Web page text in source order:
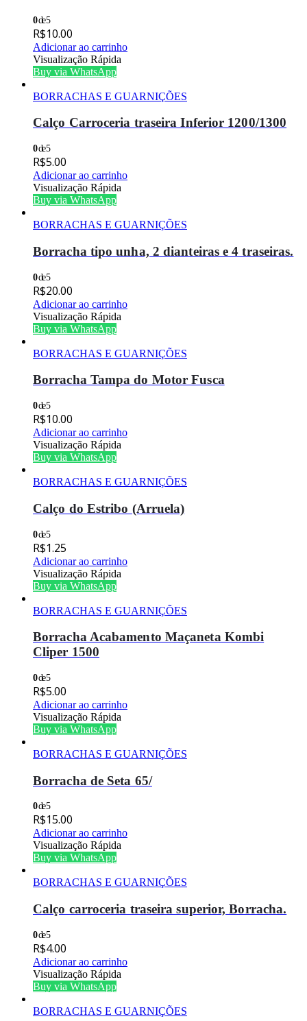
0de 5
R$10.00
Adicionar ao carrinho
Visualização Rápida
Buy via WhatsApp
BORRACHAS E GUARNIÇÕES
Calço Carroceria traseira Inferior 1200/1300
0de 5
R$5.00
Adicionar ao carrinho
Visualização Rápida
Buy via WhatsApp
BORRACHAS E GUARNIÇÕES
Borracha tipo unha, 2 dianteiras e 4 traseiras.
0de 5
R$20.00
Adicionar ao carrinho
Visualização Rápida
Buy via WhatsApp
BORRACHAS E GUARNIÇÕES
Borracha Tampa do Motor Fusca
0de 5
R$10.00
Adicionar ao carrinho
Visualização Rápida
Buy via WhatsApp
BORRACHAS E GUARNIÇÕES
Calço do Estribo (Arruela)
0de 5
R$1.25
Adicionar ao carrinho
Visualização Rápida
Buy via WhatsApp
BORRACHAS E GUARNIÇÕES
Borracha Acabamento Maçaneta Kombi
Cliper 1500
0de 5
R$5.00
Adicionar ao carrinho
Visualização Rápida
Buy via WhatsApp
BORRACHAS E GUARNIÇÕES
Borracha de Seta 65/
0de 5
R$15.00
Adicionar ao carrinho
Visualização Rápida
Buy via WhatsApp
BORRACHAS E GUARNIÇÕES
Calço carroceria traseira superior, Borracha.
0de 5
R$4.00
Adicionar ao carrinho
Visualização Rápida
Buy via WhatsApp
BORRACHAS E GUARNIÇÕES